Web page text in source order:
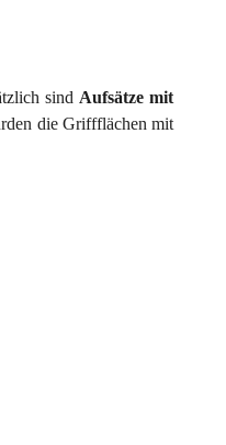
sind Aufsätze mit
die Griffflächen mit